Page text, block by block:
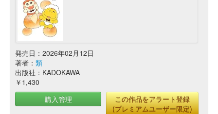
発売日：2026年02月12日
著者： 類
出版社：KADOKAWA
￥1,430
購入管理
この作品をアラート登録
(プレミアムユーザー限定)